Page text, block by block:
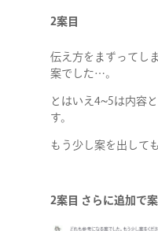
2案目
伝え方をまずってし
案でした…。
とはいえ4~5は内容
す。
もう少し案を出して
2案目 さらに追加で